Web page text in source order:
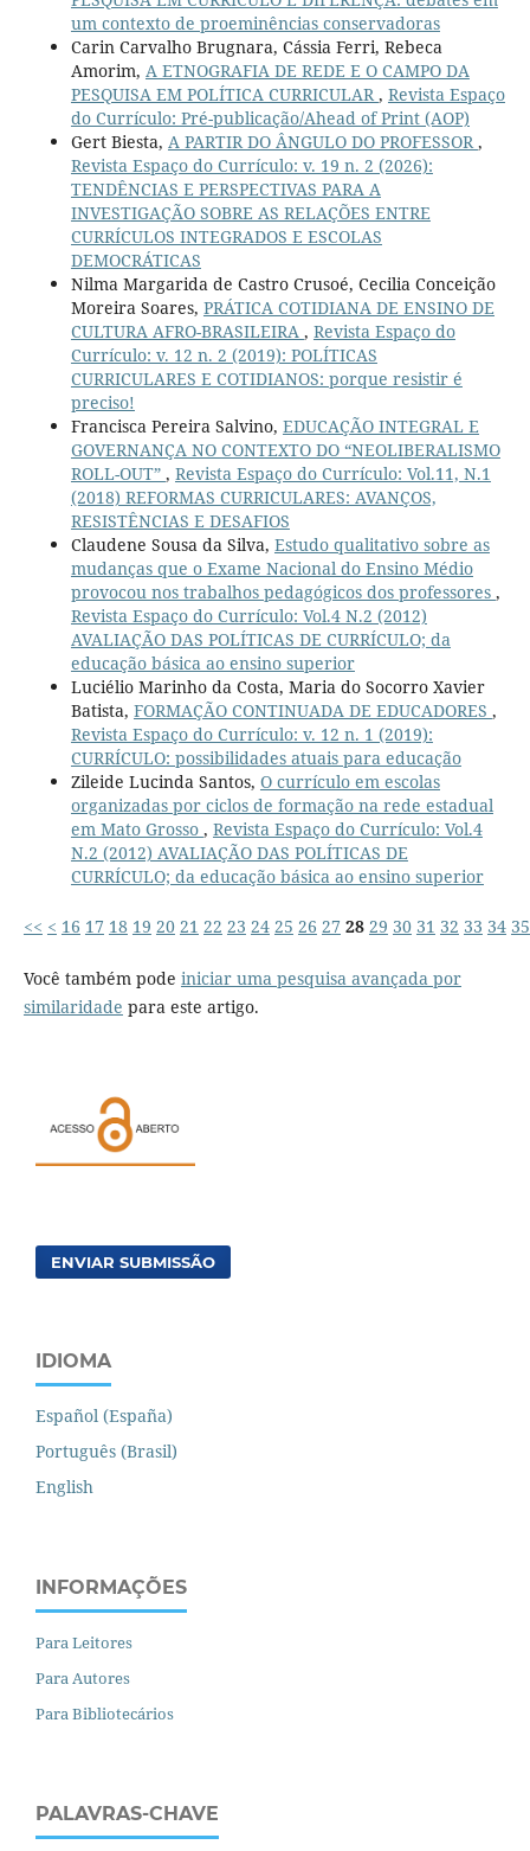
um contexto de proeminências conservadoras
Carin Carvalho Brugnara, Cássia Ferri, Rebeca
Amorim, A ETNOGRAFIA DE REDE E O CAMPO DA
PESQUISA EM POLÍTICA CURRICULAR , Revista Espaço
do Currículo: Pré-publicação/Ahead of Print (AOP)
Gert Biesta, A PARTIR DO ÂNGULO DO PROFESSOR ,
Revista Espaço do Currículo: v. 19 n. 2 (2026):
TENDÊNCIAS E PERSPECTIVAS PARA A
INVESTIGAÇÃO SOBRE AS RELAÇÕES ENTRE
CURRÍCULOS INTEGRADOS E ESCOLAS
DEMOCRÁTICAS
Nilma Margarida de Castro Crusoé, Cecilia Conceição
Moreira Soares, PRÁTICA COTIDIANA DE ENSINO DE
CULTURA AFRO-BRASILEIRA , Revista Espaço do
Currículo: v. 12 n. 2 (2019): POLÍTICAS
CURRICULARES E COTIDIANOS: porque resistir é
preciso!
Francisca Pereira Salvino, EDUCAÇÃO INTEGRAL E
GOVERNANÇA NO CONTEXTO DO “NEOLIBERALISMO
ROLL-OUT” , Revista Espaço do Currículo: Vol.11, N.1
(2018) REFORMAS CURRICULARES: AVANÇOS,
RESISTÊNCIAS E DESAFIOS
Claudene Sousa da Silva, Estudo qualitativo sobre as
mudanças que o Exame Nacional do Ensino Médio
provocou nos trabalhos pedagógicos dos professores ,
Revista Espaço do Currículo: Vol.4 N.2 (2012)
AVALIAÇÃO DAS POLÍTICAS DE CURRÍCULO; da
educação básica ao ensino superior
Luciélio Marinho da Costa, Maria do Socorro Xavier
Batista, FORMAÇÃO CONTINUADA DE EDUCADORES ,
Revista Espaço do Currículo: v. 12 n. 1 (2019):
CURRÍCULO: possibilidades atuais para educação
Zileide Lucinda Santos, O currículo em escolas
organizadas por ciclos de formação na rede estadual
em Mato Grosso , Revista Espaço do Currículo: Vol.4
N.2 (2012) AVALIAÇÃO DAS POLÍTICAS DE
CURRÍCULO; da educação básica ao ensino superior
<< < 16 17 18 19 20 21 22 23 24 25 26 27 28 29 30 31 32 33 34 35
Você também pode iniciar uma pesquisa avançada por
similaridade para este artigo.
ENVIAR SUBMISSÃO
IDIOMA
Español (España)
Português (Brasil)
English
INFORMAÇÕES
Para Leitores
Para Autores
Para Bibliotecários
PALAVRAS-CHAVE